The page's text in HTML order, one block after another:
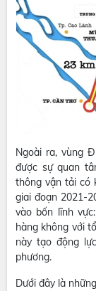
Ngoài ra, vùng
được sự quan
thông vận tải có
giai đoạn 2021-
vào bốn lĩnh
hàng không với
này tạo động
phương.
Dưới đây là